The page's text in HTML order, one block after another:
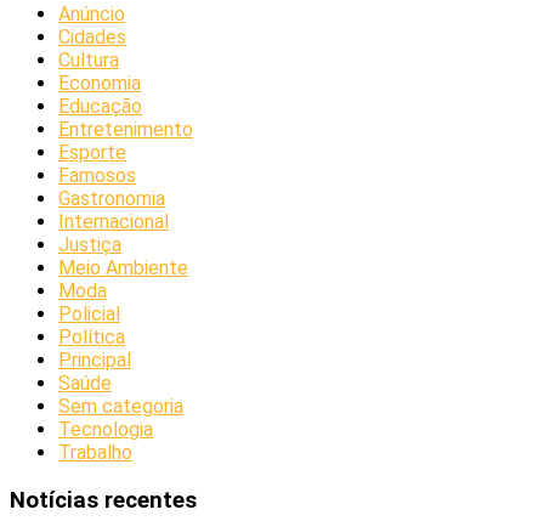
Anúncio
Cidades
Cultura
Economia
Educação
Entretenimento
Esporte
Famosos
Gastronomia
Internacional
Justiça
Meio Ambiente
Moda
Policial
Política
Principal
Saúde
Sem categoria
Tecnologia
Trabalho
Notícias recentes